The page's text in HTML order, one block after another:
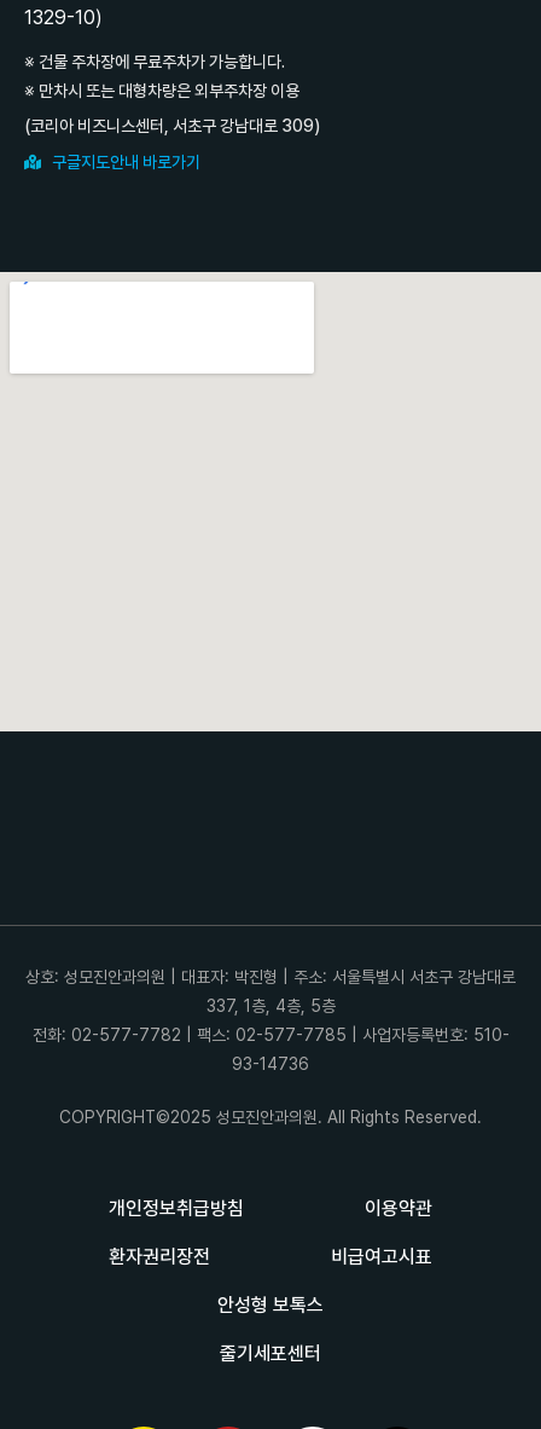
1329-10)
※ 건물 주차장에 무료주차가 가능합니다.
※ 만차시 또는 대형차량은 외부주차장 이용
(코리아 비즈니스센터, 서초구 강남대로 309)
구글지도안내 바로가기
개인정보취급방침 이용약관
환자권리장전 비급여고시표
안성형 보톡스
줄기세포센터
상호: 성모진안과의원 | 대표자: 박진형 | 주소: 서울특별시 서초구 강남대로
337, 1층, 4층, 5층
전화: 02-577-7782 | 팩스: 02-577-7785 | 사업자등록번호: 510-
93-14736
COPYRIGHT©2025 성모진안과의원. All Rights Reserved.